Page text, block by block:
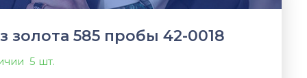
золота 585 пробы 42-0018
5 шт.